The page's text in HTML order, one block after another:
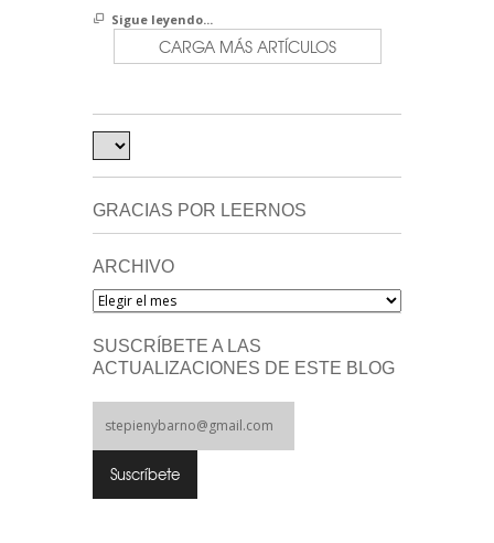
Sigue leyendo...
CARGA MÁS ARTÍCULOS
GRACIAS POR LEERNOS
ARCHIVO
Archivo
SUSCRÍBETE A LAS
ACTUALIZACIONES DE ESTE BLOG